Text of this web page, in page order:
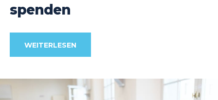
spenden
WEITERLESEN